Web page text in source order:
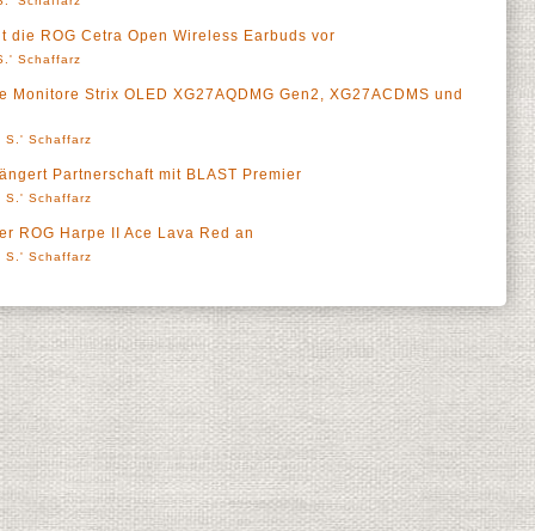
die ROG Cetra Open Wireless Earbuds vor
Schaffarz
Monitore Strix OLED XG27AQDMG Gen2, XG27ACDMS und
S.' Schaffarz
Partnerschaft mit BLAST Premier
S.' Schaffarz
ROG Harpe II Ace Lava Red an
S.' Schaffarz